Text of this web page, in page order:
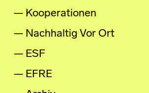
Kooperationen
Nachhaltig Vor Ort
ESF
EFRE